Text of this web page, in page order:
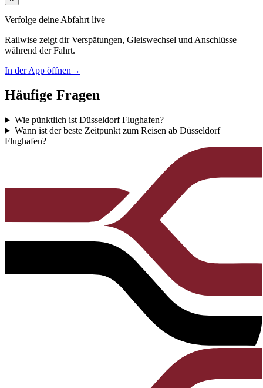
Verfolge deine Abfahrt live
Railwise zeigt dir Verspätungen, Gleiswechsel und Anschlüsse
während der Fahrt.
In der App öffnen →
Häufige Fragen
Wie pünktlich ist Düsseldorf Flughafen?
Wann ist der beste Zeitpunkt zum Reisen ab Düsseldorf
Flughafen?